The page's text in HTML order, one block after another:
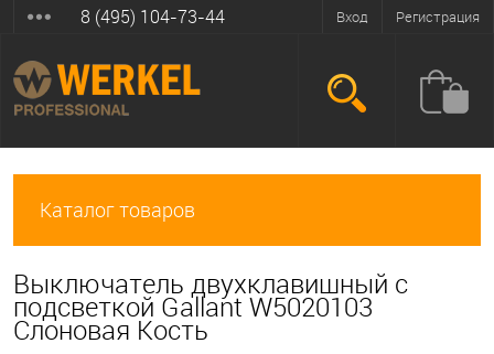
Вход Регистрация
8 (495) 104-73-44
Каталог товаров
Выключатель двухклавишный с
подсветкой Gallant W5020103
Слоновая Кость